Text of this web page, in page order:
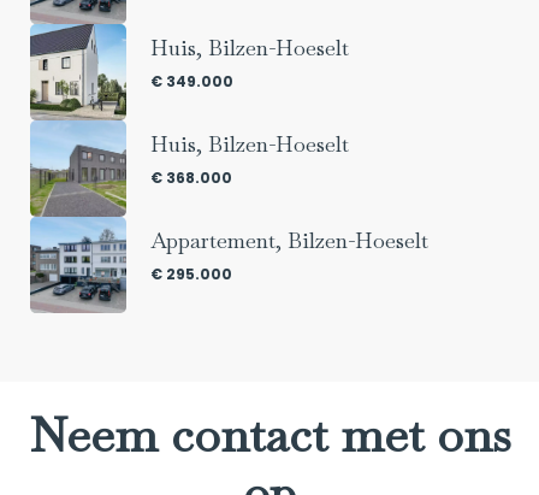
Huis, Bilzen-Hoeselt
€ 349.000
Huis, Bilzen-Hoeselt
€ 368.000
Appartement, Bilzen-Hoeselt
€ 295.000
Neem contact met ons